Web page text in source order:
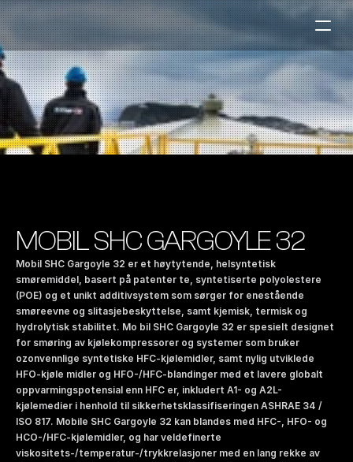
Marine
Auto & Industri
Bensinstasjoner
Våre Produkter
Om Selskapet
NO |EN
Kontakt oss
MOBIL SHC GARGOYLE 32
Mobil SHC Gargoyle 32 er et høytytende, helsyntetisk
smøremiddel, basert på patenter te, syntetiserte polyolestere
(POE) og et unikt additivsystem som sørger for enestående
smøreevne og slitasjebeskyttelse, samt kjemisk, termisk og
hydrolytisk stabilitet. Mo bil SHC Gargoyle 32 er spesielt designet
for smøring av kjølekompressorer og systemer som bruker
ozonvennlige syntetiske HFC-kjølemidler, samt nylig utviklede
HFO-kjøle midler og HFO-/HFC-blandinger med et lavere globalt
oppvarmingspotensial enn HFC er, inkludert A1- og A2L-
kjølemedier i henhold til sikkerhetsklassifiseringen ASHRAE 34 /
ISO 817. Mobile SHC Gargoyle 32 kan blandes med HFC-, HFO- og
HCO-/HFC-kjølemidler, og har veldefinerte
viskositets-/temperatur-/trykkrelasjoner med en lang rekke av